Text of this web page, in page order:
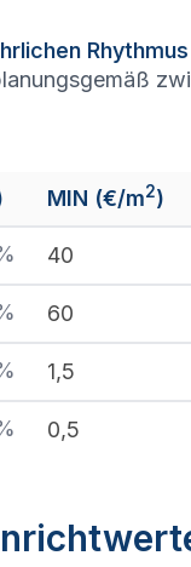
Rhythmus
MIN (€/m2)
40
60
1,5
0,5